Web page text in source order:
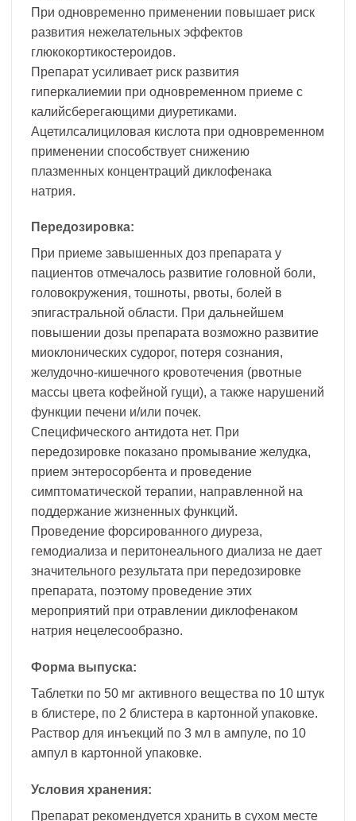
При одновременно применении повышает риск
развития нежелательных эффектов
глюкокортикостероидов.
Препарат усиливает риск развития
гиперкалиемии при одновременном приеме с
калийсберегающими диуретиками.
Ацетилсалициловая кислота при одновременном
применении способствует снижению
плазменных концентраций диклофенака
натрия.
Передозировка:
При приеме завышенных доз препарата у
пациентов отмечалось развитие головной боли,
головокружения, тошноты, рвоты, болей в
эпигастральной области. При дальнейшем
повышении дозы препарата возможно развитие
миоклонических судорог, потеря сознания,
желудочно-кишечного кровотечения (рвотные
массы цвета кофейной гущи), а также нарушений
функции печени и/или почек.
Специфического антидота нет. При
передозировке показано промывание желудка,
прием энтеросорбента и проведение
симптоматической терапии, направленной на
поддержание жизненных функций.
Проведение форсированного диуреза,
гемодиализа и перитонеального диализа не дает
значительного результата при передозировке
препарата, поэтому проведение этих
мероприятий при отравлении диклофенаком
натрия нецелесообразно.
Форма выпуска:
Таблетки по 50 мг активного вещества по 10 штук
в блистере, по 2 блистера в картонной упаковке.
Раствор для инъекций по 3 мл в ампуле, по 10
ампул в картонной упаковке.
Условия хранения:
Препарат рекомендуется хранить в сухом месте